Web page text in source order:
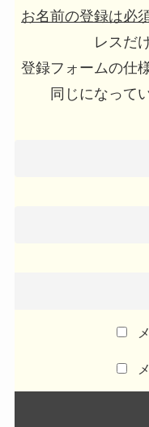
お名前の登録は必
レスだ
登録フォームの仕
同じになって